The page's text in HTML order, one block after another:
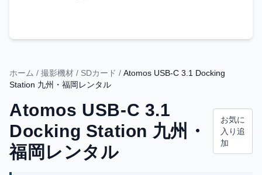
ホーム / 撮影機材 / SDカード / Atomos USB-C 3.1 Docking
Station 九州・福岡レンタル
Atomos USB-C 3.1
Docking Station 九州・
福岡レンタル
お気に
入り追
加